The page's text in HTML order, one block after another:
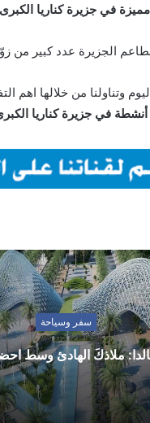
في جزيرة كناريا
الجزيرة عدد كبير من
وتناولنا من خلالها اهم
سفر وسياحة
ملاذكَ الهادئ وسط